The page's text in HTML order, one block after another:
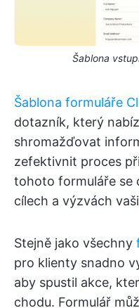
Šablona
Šablona formuláře
dotazník, který
shromažďovat
zefektivnit proces
tohoto formuláře se
cílech a výzvách
Stejně jako všechny
pro klienty snadno
aby spustil akce,
chodu. Formulář